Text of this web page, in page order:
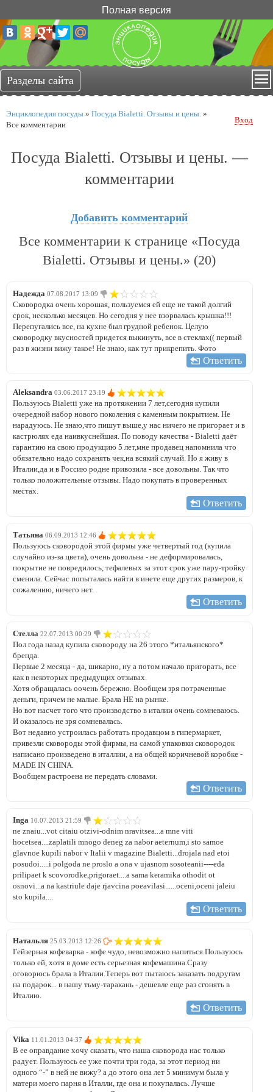
Полная версия
Энциклопедия посуды » Посуда Bialetti. Отзывы и цены. »
Все комментарии
Вход
Посуда Bialetti. Отзывы и цены. —
комментарии
Добавить комментарий
Все комментарии к странице «Посуда
Bialetti. Отзывы и цены.» (20)
Надежда 07.08.2017 13:09
Сковородка очень хорошая, пользуемся ей еще не такой долгий
срок, несколько месяцев. Но сегодня у нее взорвалась крышка!!!
Перепугались все, на кухне был грудной ребенок. Целую
сковородку вкусностей придется выкинуть, все в стеклах(( первый
раз в жизни вижу такое! Не знаю, как тут прикрепить. Фото
Ответить
Aleksandra 03.06.2017 23:19
Пользуюсь Bialetti уже на протяжении 7 лет,сегодня купили
очередной набор нового поколения с каменным покрытием. Не
нарадуюсь. Не знаю,что пишут выше,у нас ничего не пригорает и в
кастрюлях еда наивкуснейшая. По поводу качества - Bialetti даёт
гарантию на свою продукцию 5 лет,мне продавец напомнила что
обязательно надо сохранять чек,на всякий случай. Но я живу в
Италии,да и в Россию родне привозила - все довольны. Так что
только положительные отзывы. Надо покупать в проверенных
местах.
Ответить
Татьяна 06.09.2013 12:46
Пользуюсь сковородой этой фирмы уже четвертый год (купила
случайно из-за цвета), очень довольна - не деформировалась,
покрытие не повредилось, тефалевых за этот срок уже пару-тройку
сменила. Сейчас попыталась найти в инете еще других размеров, к
сожалению, ничего нет.
Ответить
Стелла 22.07.2013 00:29
Пол года назад купила сковороду на 26 этого *итальянского*
бренда.
Первые 2 месяца - да, шикарно, ну а потом начало пригорать, все
как в некоторых предыдущих отзывах.
Хотя обращалась оочень бережно. Вообщем зря потраченные
деньги, причем не малые. Брала НЕ на рынке.
Но вот насчет того что производство в италии очень сомневаюсь.
И оказалось не зря сомневалась.
Вот недавно устроилась работать продавцом в гипермаркет,
привезли сковороды этой фирмы, на самой упаковки сковородок
написано произведено в италлии, а на общей коричневой коробке -
MADE IN CHINA.
Вообщем растроена не передать словами.
Ответить
Inga 10.07.2013 21:59
ne znaiu...vot citaiu otzivi-odnim nravitsea...a mne viti
hocetsea....zaplatili mnogo deneg za nabor aeternum,i sto samoe
glavnoe kupili nabor v Italii v magazine Bialetti...drojala nad etoi
posudoi.....i polgoda ne proslo a ona v ujasnom sosoteanii----eda
prilipaet k scovorodke,prigoraet....a sama keramika othodit ot
osnovi...a na kastriule daje rjavcina poeavilasi......oceni,oceni jaleiu
sto kupila....
Ответить
Натальля 25.03.2013 12:26
Гейзерная кофеварка - кофе чудо, невозможно напиться.Пользуюсь
только ей, хотя в доме есть серьезная кофемашина.Сразу
оговорюсь брала в Италии.Теперь вот пытаюсь заказать подругам
на подарок... в нашу тьму-таракань - дешевле еще раз сгонять в
Италию.
Ответить
Vika 11.01.2013 04:37
В ее оправдание хочу сказать, что наша сковорода нас только
радует. Пользуюсь ее уже почти три года, за этот период ни
одного “-” в ней не вижу? а до этого она лет 5 минимум была у
матери моего парня в Италли, где она и покупалась. Лучше